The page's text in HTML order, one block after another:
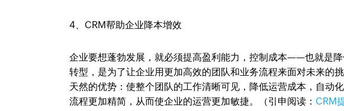
4、CRM帮助企业降本增效
企业要想蓬勃发展，就必须提高盈利能力，控制成本——也就是
转型，是为了让企业用更加高效的团队和业务流程来面对未来的
天然的优势：使整个团队的工作清晰可见，降低运营成本，自动
流程更加精简，从而使企业的运营更加敏捷。（引申阅读： CRM